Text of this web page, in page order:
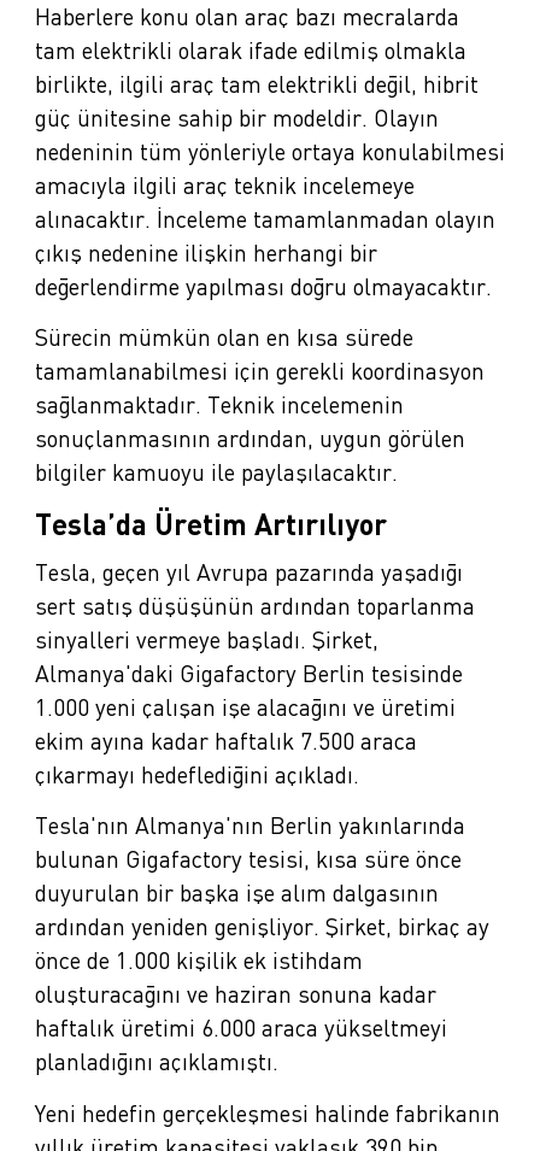
Haberlere konu olan araç bazı mecralarda
tam elektrikli olarak ifade edilmiş olmakla
birlikte, ilgili araç tam elektrikli değil, hibrit
güç ünitesine sahip bir modeldir. Olayın
nedeninin tüm yönleriyle ortaya konulabilmesi
amacıyla ilgili araç teknik incelemeye
alınacaktır. İnceleme tamamlanmadan olayın
çıkış nedenine ilişkin herhangi bir
değerlendirme yapılması doğru olmayacaktır.
Sürecin mümkün olan en kısa sürede
tamamlanabilmesi için gerekli koordinasyon
sağlanmaktadır. Teknik incelemenin
sonuçlanmasının ardından, uygun görülen
bilgiler kamuoyu ile paylaşılacaktır.
Tesla’da Üretim Artırılıyor
Tesla, geçen yıl Avrupa pazarında yaşadığı
sert satış düşüşünün ardından toparlanma
sinyalleri vermeye başladı. Şirket,
Almanya'daki Gigafactory Berlin tesisinde
1.000 yeni çalışan işe alacağını ve üretimi
ekim ayına kadar haftalık 7.500 araca
çıkarmayı hedeflediğini açıkladı.
Tesla'nın Almanya'nın Berlin yakınlarında
bulunan Gigafactory tesisi, kısa süre önce
duyurulan bir başka işe alım dalgasının
ardından yeniden genişliyor. Şirket, birkaç ay
önce de 1.000 kişilik ek istihdam
oluşturacağını ve haziran sonuna kadar
haftalık üretimi 6.000 araca yükseltmeyi
planladığını açıklamıştı.
Yeni hedefin gerçekleşmesi halinde fabrikanın